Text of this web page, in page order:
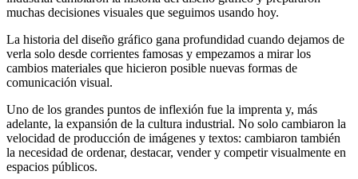
muchas decisiones visuales que seguimos usando hoy.
La historia del diseño gráfico gana profundidad cuando dejamos de
verla solo desde corrientes famosas y empezamos a mirar los
cambios materiales que hicieron posible nuevas formas de
comunicación visual.
Uno de los grandes puntos de inflexión fue la imprenta y, más
adelante, la expansión de la cultura industrial. No solo cambiaron la
velocidad de producción de imágenes y textos: cambiaron también
la necesidad de ordenar, destacar, vender y competir visualmente en
espacios públicos.